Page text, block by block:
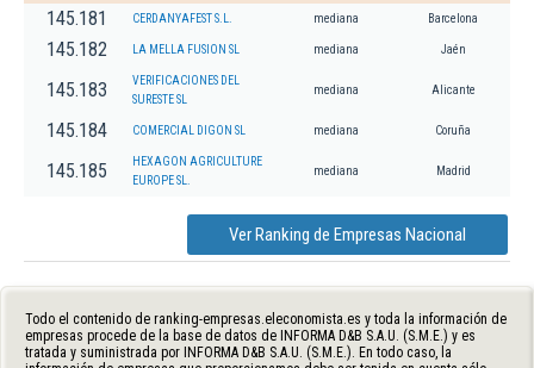
145.181 CERDANYAFEST S.L. mediana Barcelona
145.182 LA MELLA FUSION SL mediana Jaén
145.183
VERIFICACIONES DEL
SURESTE SL
mediana Alicante
145.184 COMERCIAL DIGON SL mediana Coruña
145.185
HEXAGON AGRICULTURE
EUROPE SL.
mediana Madrid
Ver Ranking de Empresas Nacional
Todo el contenido de ranking-empresas.eleconomista.es y toda la información de
empresas procede de la base de datos de INFORMA D&B S.A.U. (S.M.E.) y es
tratada y suministrada por INFORMA D&B S.A.U. (S.M.E.). En todo caso, la